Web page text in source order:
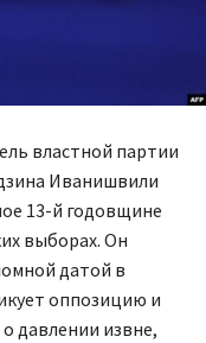
властной партии
Иванишвили
13-й годовщине
выборах. Он
датой в
оппозицию и
давлении извне,